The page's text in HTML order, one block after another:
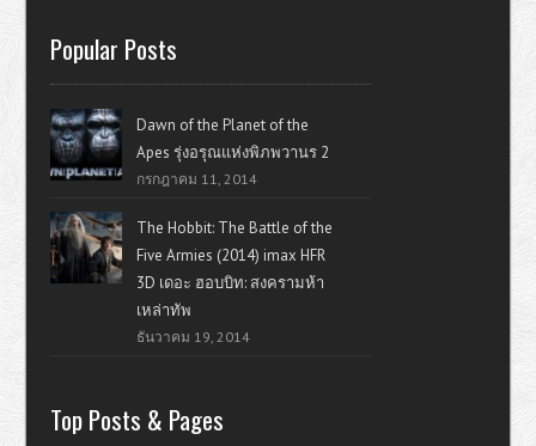
Popular Posts
Dawn of the Planet of the
Apes รุ่งอรุณแห่งพิภพวานร 2
กรกฎาคม 11, 2014
The Hobbit: The Battle of the
Five Armies (2014) imax HFR
3D เดอะ ฮอบบิท: สงครามห้า
เหล่าทัพ
ธันวาคม 19, 2014
Top Posts & Pages